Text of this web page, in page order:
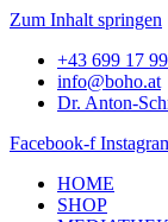
Zum Inhalt springen
+43 699 17
info@boho.at
Dr. Anton-
Facebook-f
HOME
SHOP